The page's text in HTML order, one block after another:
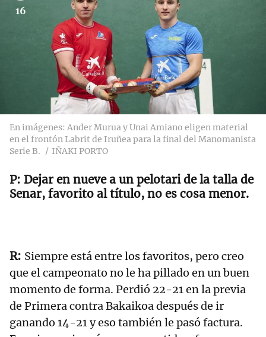
16
En imágenes: Ander Murua y Unai Amiano eligen material
en el frontón Labrit de Iruñea para la final del Manomanista
Serie B.
IÑAKI PORTO
Dejar en nueve a un pelotari de la talla de
Senar, favorito al título, no es cosa menor.
Siempre está entre los favoritos, pero creo
que el campeonato no le ha pillado en un buen
momento de forma. Perdió 22-21 en la previa
de Primera contra Bakaikoa después de ir
ganando 14-21 y eso también le pasó factura.